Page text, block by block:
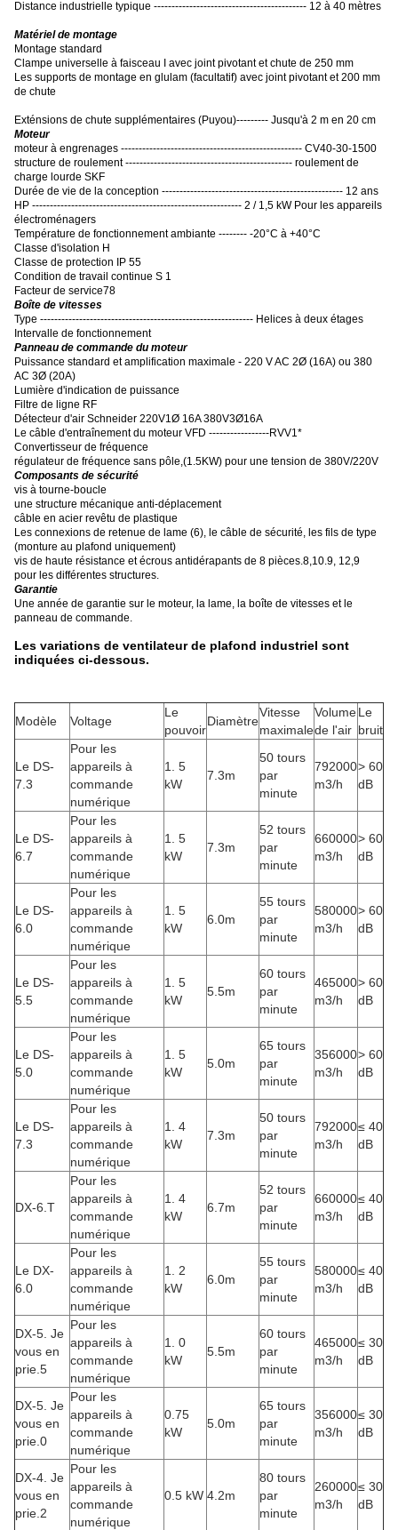
Distance industrielle typique ------------------------------------------- 12 à 40 mètres
Matériel de montage
Montage standard
Clampe universelle à faisceau I avec joint pivotant et chute de 250 mm
Les supports de montage en glulam (facultatif) avec joint pivotant et 200 mm
de chute
Exténsions de chute supplémentaires (Puyou)--------- Jusqu'à 2 m en 20 cm
Moteur
moteur à engrenages --------------------------------------------------- CV40-30-1500
structure de roulement ----------------------------------------------- roulement de
charge lourde SKF
Durée de vie de la conception --------------------------------------------------- 12 ans
HP ----------------------------------------------------------- 2 / 1,5 kW Pour les appareils
électroménagers
Température de fonctionnement ambiante -------- -20°C à +40°C
Classe d'isolation H
Classe de protection IP 55
Condition de travail continue S 1
Facteur de service78
Boîte de vitesses
Type ------------------------------------------------------------ Helices à deux étages
Intervalle de fonctionnement
Panneau de commande du moteur
Puissance standard et amplification maximale - 220 V AC 2Ø (16A) ou 380
AC 3Ø (20A)
Lumière d'indication de puissance
Filtre de ligne RF
Détecteur d'air Schneider 220V1Ø 16A 380V3Ø16A
Le câble d'entraînement du moteur VFD -----------------RVV1*
Convertisseur de fréquence
régulateur de fréquence sans pôle,(1.5KW) pour une tension de 380V/220V
Composants de sécurité
vis à tourne-boucle
une structure mécanique anti-déplacement
câble en acier revêtu de plastique
Les connexions de retenue de lame (6), le câble de sécurité, les fils de type
(monture au plafond uniquement)
vis de haute résistance et écrous antidérapants de 8 pièces.8,10.9, 12,9
pour les différentes structures.
Garantie
Une année de garantie sur le moteur, la lame, la boîte de vitesses et le
panneau de commande.
Les variations de ventilateur de plafond industriel sont
indiquées ci-dessous.
Modèle Voltage
Le
pouvoir
Diamètre
Vitesse
maximale
Volume
de l'air
Le
bruit
Le DS-
7.3
Pour les
appareils à
commande
numérique
1. 5
kW
7.3m
50 tours
par
minute
792000
m3/h
> 60
dB
Le DS-
6.7
Pour les
appareils à
commande
numérique
1. 5
kW
7.3m
52 tours
par
minute
660000
m3/h
> 60
dB
Le DS-
6.0
Pour les
appareils à
commande
numérique
1. 5
kW
6.0m
55 tours
par
minute
580000
m3/h
> 60
dB
Le DS-
5.5
Pour les
appareils à
commande
numérique
1. 5
kW
5.5m
60 tours
par
minute
465000
m3/h
> 60
dB
Le DS-
5.0
Pour les
appareils à
commande
numérique
1. 5
kW
5.0m
65 tours
par
minute
356000
m3/h
> 60
dB
Le DS-
7.3
Pour les
appareils à
commande
numérique
1. 4
kW
7.3m
50 tours
par
minute
792000
m3/h
≤ 40
dB
DX-6.T
Pour les
appareils à
commande
numérique
1. 4
kW
6.7m
52 tours
par
minute
660000
m3/h
≤ 40
dB
Le DX-
6.0
Pour les
appareils à
commande
numérique
1. 2
kW
6.0m
55 tours
par
minute
580000
m3/h
≤ 40
dB
DX-5. Je
vous en
prie.5
Pour les
appareils à
commande
numérique
1. 0
kW
5.5m
60 tours
par
minute
465000
m3/h
≤ 30
dB
DX-5. Je
vous en
prie.0
Pour les
appareils à
commande
numérique
0.75
kW
5.0m
65 tours
par
minute
356000
m3/h
≤ 30
dB
DX-4. Je
vous en
prie.2
Pour les
appareils à
commande
numérique
0.5 kW 4.2m
80 tours
par
minute
260000
m3/h
≤ 30
dB